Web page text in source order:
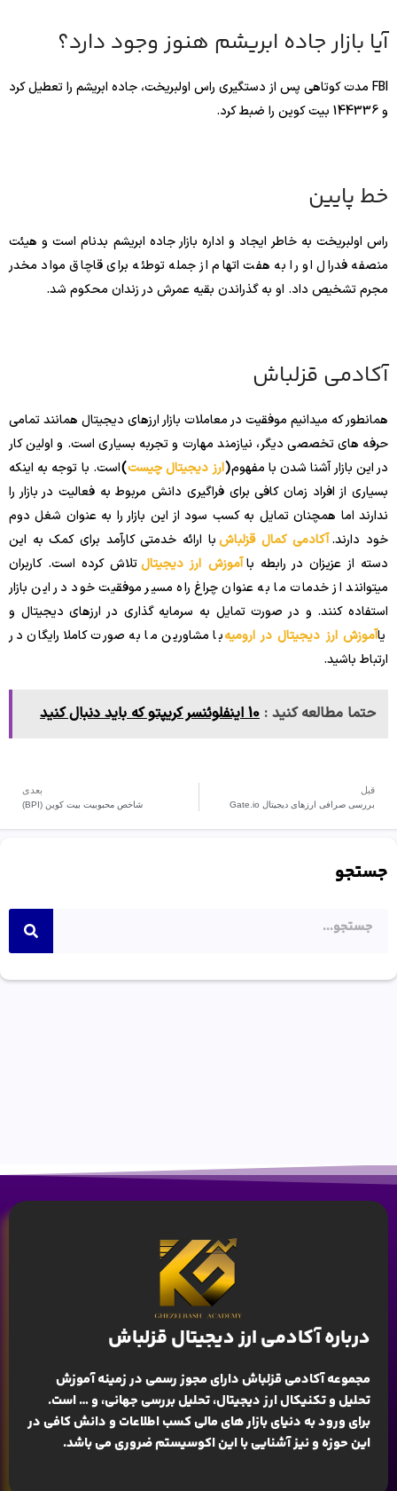
آیا بازار جاده ابریشم هنوز وجود دارد؟
FBI مدت کوتاهی پس از دستگیری راس اولبریخت، جاده ابریشم را تعطیل کرد
و 144336 بیت کوین را ضبط کرد.
خط پایین
راس اولبریخت به خاطر ایجاد و اداره بازار جاده ابریشم بدنام است و هیئت
منصفه فدرال او را به هفت اتهام از جمله توطئه برای قاچاق مواد مخدر
مجرم تشخیص داد. او به گذراندن بقیه عمرش در زندان محکوم شد.
آکادمی قزلباش
همانطور که میدانیم موفقیت در معاملات بازار ارزهای دیجیتال همانند تمامی
حرفه های تخصصی دیگر، نیازمند مهارت و تجربه بسیاری است. و اولین کار
در این بازار آشنا شدن با مفهوم(ارز دیجیتال چیست)است. با توجه به اینکه
بسیاری از افراد زمان کافی برای فراگیری دانش مربوط به فعالیت در بازار را
ندارند اما همچنان تمایل به کسب سود از این بازار را به عنوان شغل دوم
خود دارند.آکادمی کمال قزلباشبا ارائه خدمتی کارآمد برای کمک به این
دسته از عزیزان در رابطه باآموزش ارز دیجیتالتلاش کرده است. کاربران
میتوانند از خدمات ما به عنوان چراغ راه مسیر موفقیت خود در این بازار
استفاده کنند. و در صورت تمایل به سرمایه گذاری در ارزهای دیجیتال و
یاآموزش ارز دیجیتال در ارومیهبا مشاورین ما به صورت کاملا رایگان در
ارتباط باشید.
حتما مطالعه کنید : 10 اینفلوئنسر کریپتو که باید دنبال کنید
قبل
بررسی صرافی ارزهای دیجیتال Gate.io
بعدی
شاخص محبوبیت بیت کوین (BPI)
جستجو
درباره آکادمی ارز دیجیتال قزلباش
مجموعه آکادمی قزلباش دارای مجوز رسمی در زمینهآموزش
تحلیل و تکنیکال ارز دیجیتال، تحلیل بررسی جهانی، و … است.
برای ورود به دنیای بازار های مالی کسب اطلاعات و دانش کافی در
این حوزه و نیز آشنایی با این اکوسیستم ضروری می باشد.